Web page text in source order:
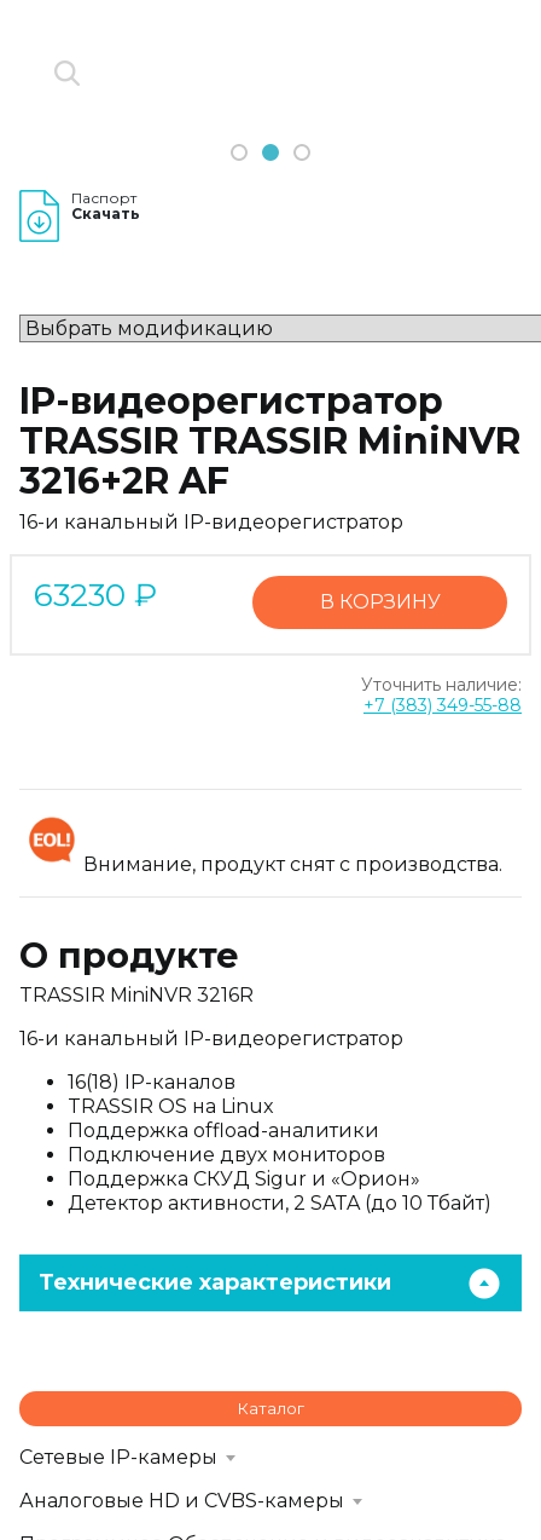
1 2 3
Паспорт
Скачать
IP-видеорегистратор
TRASSIR TRASSIR MiniNVR
3216+2R AF
16-и канальный IP-видеорегистратор
63230 ₽ В КОРЗИНУ
Уточнить наличие:
+7 (383) 349-55-88
Внимание, продукт снят с производства.
О продукте
TRASSIR MiniNVR 3216R
16-и канальный IP-видеорегистратор
16(18) IP-каналов
TRASSIR OS на Linux
Поддержка offload-аналитики
Подключение двух мониторов
Поддержка СКУД Sigur и «Орион»
Детектор активности, 2 SATA (до 10 Тбайт)
Технические характеристики
Каталог
Сетевые IP-камеры
Аналоговые HD и CVBS-камеры